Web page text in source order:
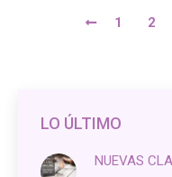
1 2
LO ÚLTIMO
NUEVAS